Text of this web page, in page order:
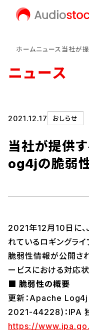
ホームニュース
ニュース
2021.12.17 おしらせ
当社が提供
og4jの脆弱
2021年12月10日に、
れているロギングラ
脆弱性情報が公開さ
ービスにおける対応
■ 脆弱性の概要
更新：Apache
2021-44228)：IPA
https://